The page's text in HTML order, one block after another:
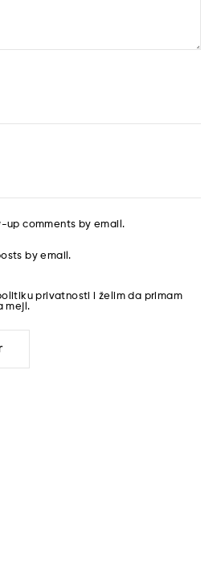
up comments by email.
by email.
privatnosti
i želim da primam
mejl.